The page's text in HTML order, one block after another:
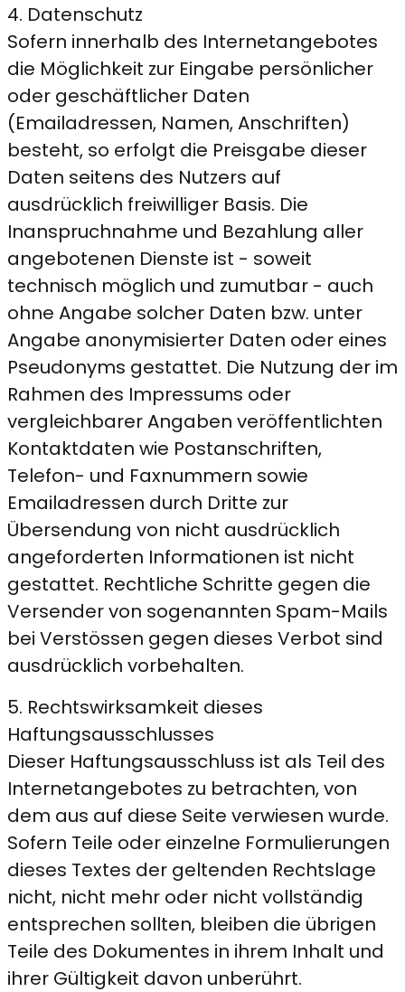
4. Datenschutz
Sofern innerhalb des Internetangebotes
die Möglichkeit zur Eingabe persönlicher
oder geschäftlicher Daten
(Emailadressen, Namen, Anschriften)
besteht, so erfolgt die Preisgabe dieser
Daten seitens des Nutzers auf
ausdrücklich freiwilliger Basis. Die
Inanspruchnahme und Bezahlung aller
angebotenen Dienste ist - soweit
technisch möglich und zumutbar - auch
ohne Angabe solcher Daten bzw. unter
Angabe anonymisierter Daten oder eines
Pseudonyms gestattet. Die Nutzung der im
Rahmen des Impressums oder
vergleichbarer Angaben veröffentlichten
Kontaktdaten wie Postanschriften,
Telefon- und Faxnummern sowie
Emailadressen durch Dritte zur
Übersendung von nicht ausdrücklich
angeforderten Informationen ist nicht
gestattet. Rechtliche Schritte gegen die
Versender von sogenannten Spam-Mails
bei Verstössen gegen dieses Verbot sind
ausdrücklich vorbehalten.
5. Rechtswirksamkeit dieses
Haftungsausschlusses
Dieser Haftungsausschluss ist als Teil des
Internetangebotes zu betrachten, von
dem aus auf diese Seite verwiesen wurde.
Sofern Teile oder einzelne Formulierungen
dieses Textes der geltenden Rechtslage
nicht, nicht mehr oder nicht vollständig
entsprechen sollten, bleiben die übrigen
Teile des Dokumentes in ihrem Inhalt und
ihrer Gültigkeit davon unberührt.